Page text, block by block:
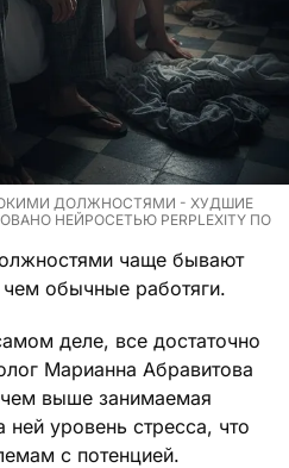
ДОЛЖНОСТЯМИ - ХУДШИЕ
НЕЙРОСЕТЬЮ PERPLEXITY ПО
чаще бывают
обычные работяги.
деле, все достаточно
Марианна Абравитова
выше занимаемая
уровень стресса, что
с потенцией.